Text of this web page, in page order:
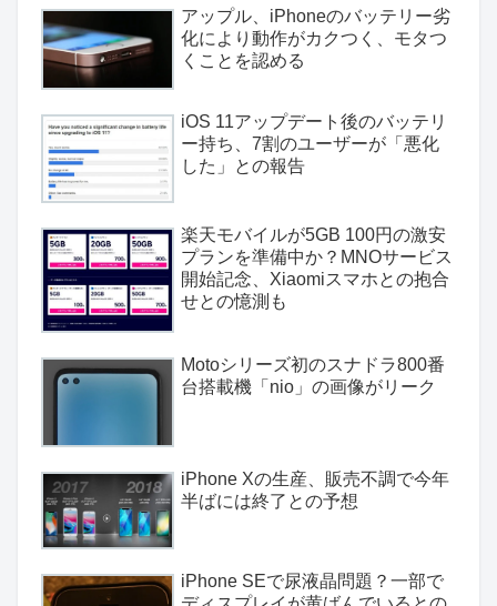
アップル、iPhoneのバッテリー劣
化により動作がカクつく、モタつ
くことを認める
iOS 11アップデート後のバッテリ
ー持ち、7割のユーザーが「悪化
した」との報告
楽天モバイルが5GB 100円の激安
プランを準備中か？MNOサービス
開始記念、Xiaomiスマホとの抱合
せとの憶測も
Motoシリーズ初のスナドラ800番
台搭載機「nio」の画像がリーク
iPhone Xの生産、販売不調で今年
半ばには終了との予想
iPhone SEで尿液晶問題？一部で